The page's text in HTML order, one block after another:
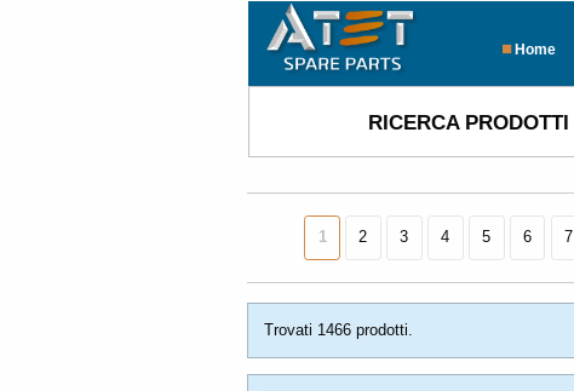
Home
RICERCA PRODOTTI
1 2 3 4 5 6 7
Trovati 1466 prodotti.